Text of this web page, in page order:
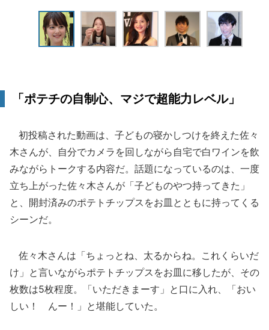
「ポテチの自制心、マジで超能力レベル」
初投稿された動画は、子どもの寝かしつけを終えた佐々
木さんが、自分でカメラを回しながら自宅で白ワインを飲
みながらトークする内容だ。話題になっているのは、一度
立ち上がった佐々木さんが「子どものやつ持ってきた」
と、開封済みのポテトチップスをお皿とともに持ってくる
シーンだ。
佐々木さんは「ちょっとね、太るからね。これくらいだ
け」と言いながらポテトチップスをお皿に移したが、その
枚数は5枚程度。「いただきまーす」と口に入れ、「おい
しい！ んー！」と堪能していた。